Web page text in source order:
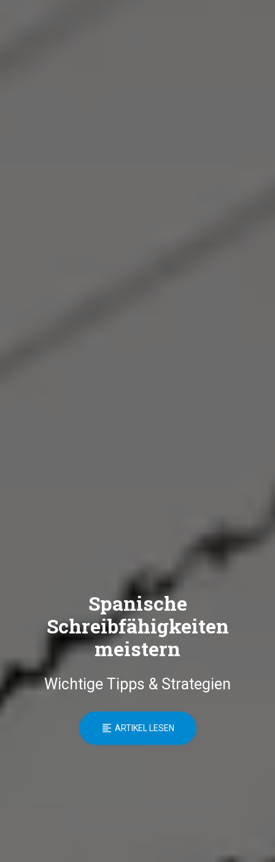
Spanische
Schreibfähigkeiten
meistern
Wichtige Tipps & Strategien
ARTIKEL LESEN